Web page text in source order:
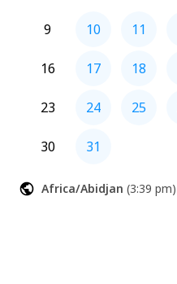
9 10 11
16 17 18
23 24 25
30 31
Africa/Abidjan (3:39 pm)